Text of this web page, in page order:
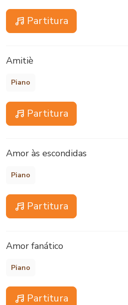
Partitura
Amitiè
Piano
Partitura
Amor às escondidas
Piano
Partitura
Amor fanático
Piano
Partitura